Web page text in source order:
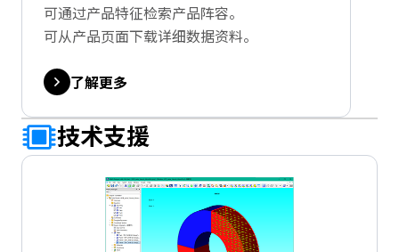
可通过产品特征检索产品阵容。
可从产品页面下载详细数据资料。
了解更多
技术支援